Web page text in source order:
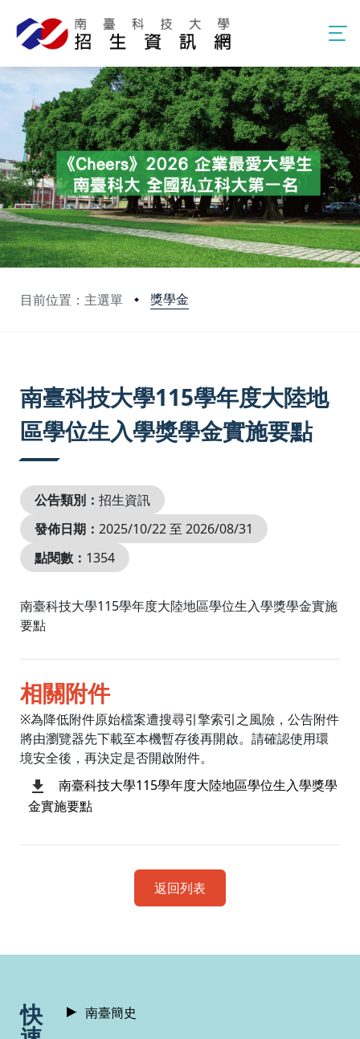
目前位置：主選單 獎學金
南臺科技大學115學年度大陸地
區學位生入學獎學金實施要點
公告類別： 招生資訊
發佈日期： 2025/10/22 至 2026/08/31
點閱數： 1354
南臺科技大學115學年度大陸地區學位生入學獎學金實施
要點
相關附件
※為降低附件原始檔案遭搜尋引擎索引之風險，公告附件
將由瀏覽器先下載至本機暫存後再開啟。請確認使用環
境安全後，再決定是否開啟附件。
南臺科技大學115學年度大陸地區學位生入學獎學
金實施要點
返回列表
快
南臺簡史